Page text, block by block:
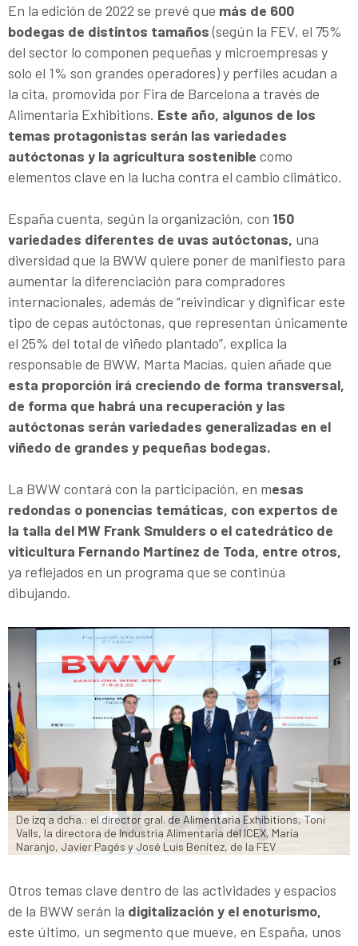
En la edición de 2022 se prevé que más de 600
bodegas de distintos tamaños(según la FEV, el 75%
del sector lo componen pequeñas y microempresas y
solo el 1% son grandes operadores) y perfiles acudan a
la cita, promovida por Fira de Barcelona a través de
Alimentaria Exhibitions. Este año, algunos de los
temas protagonistas serán las variedades
autóctonas y la agricultura sostenible como
elementos clave en la lucha contra el cambio climático.
España cuenta, según la organización, con 150
variedades diferentes de uvas autóctonas, una
diversidad que la BWW quiere poner de manifiesto para
aumentar la diferenciación para compradores
internacionales, además de “reivindicar y dignificar este
tipo de cepas autóctonas, que representan únicamente
el 25% del total de viñedo plantado”, explica la
responsable de BWW, Marta Macías, quien añade que
esta proporción irá creciendo de forma transversal,
de forma que habrá una recuperación y las
autóctonas serán variedades generalizadas en el
viñedo de grandes y pequeñas bodegas.
La BWW contará con la participación, en mesas
redondas o ponencias temáticas, con expertos de
la talla del MW Frank Smulders o el catedrático de
viticultura Fernando Martínez de Toda, entre otros,
ya reflejados en un programa que se continúa
dibujando.
De izq a dcha.: el director gral. de Alimentaria Exhibitions, Toni
Valls, la directora de Industria Alimentaria del ICEX, María
Naranjo, Javier Pagés y José Luis Benítez, de la FEV
Otros temas clave dentro de las actividades y espacios
de la BWW serán la digitalización y el enoturismo,
este último, un segmento que mueve, en España, unos